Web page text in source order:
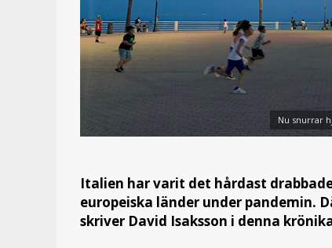
Nu snurrar
Italien har varit det hårdast
europeiska länder under pandemin.
skriver David Isaksson i denna